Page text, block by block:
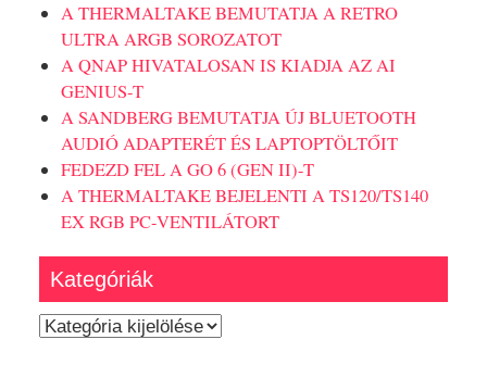
A THERMALTAKE BEMUTATJA A RETRO
ULTRA ARGB SOROZATOT
A QNAP HIVATALOSAN IS KIADJA AZ AI
GENIUS-T
A SANDBERG BEMUTATJA ÚJ BLUETOOTH
AUDIÓ ADAPTERÉT ÉS LAPTOPTÖLTŐIT
FEDEZD FEL A GO 6 (GEN II)-T
A THERMALTAKE BEJELENTI A TS120/TS140
EX RGB PC-VENTILÁTORT
Kategóriák
Kategóriák